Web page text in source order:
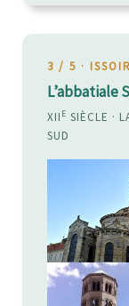
3 / 5 ·
L’abbatiale
XII E SIÈCLE ·
SUD